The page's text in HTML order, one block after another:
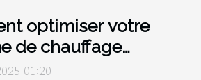
optimiser votre
de chauffage
de
01:20